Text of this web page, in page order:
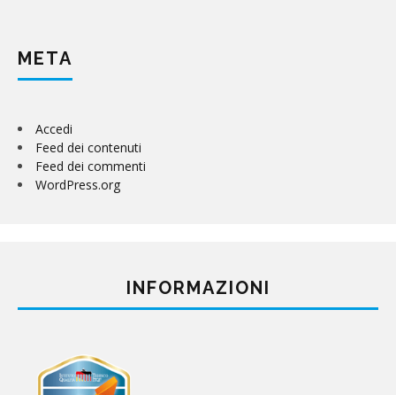
META
Accedi
Feed dei contenuti
Feed dei commenti
WordPress.org
INFORMAZIONI